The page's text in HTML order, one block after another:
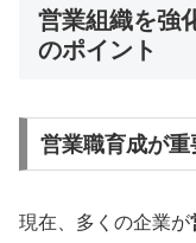
営業組織を強
のポイント
営業職育成が
現在、多くの企業が